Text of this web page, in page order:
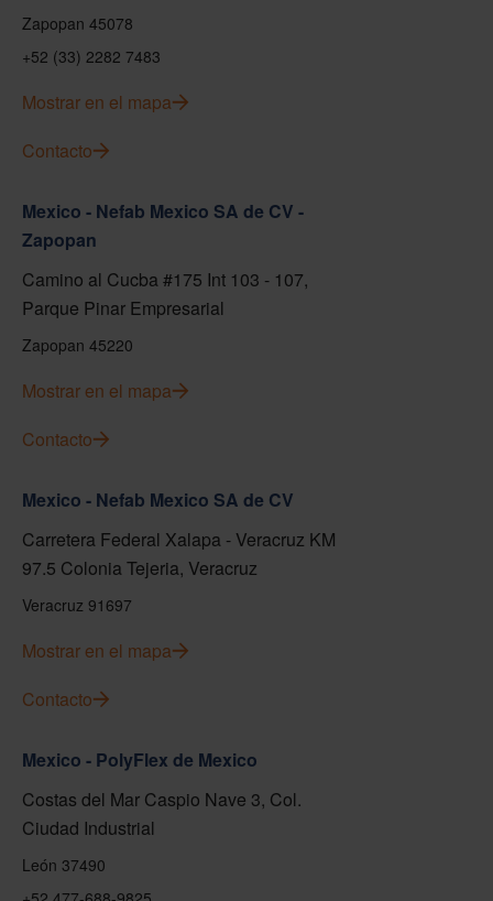
Zapopan 45078
+52 (33) 2282 7483
Mostrar en el mapa
Contacto
Mexico - Nefab Mexico SA de CV -
Zapopan
Camino al Cucba #175 Int 103 - 107,
Parque Pinar Empresarial
Zapopan 45220
Mostrar en el mapa
Contacto
Mexico - Nefab Mexico SA de CV
Carretera Federal Xalapa - Veracruz KM
97.5 Colonia Tejeria, Veracruz
Veracruz 91697
Mostrar en el mapa
Contacto
Mexico - PolyFlex de Mexico
Costas del Mar Caspio Nave 3, Col.
Ciudad Industrial
León 37490